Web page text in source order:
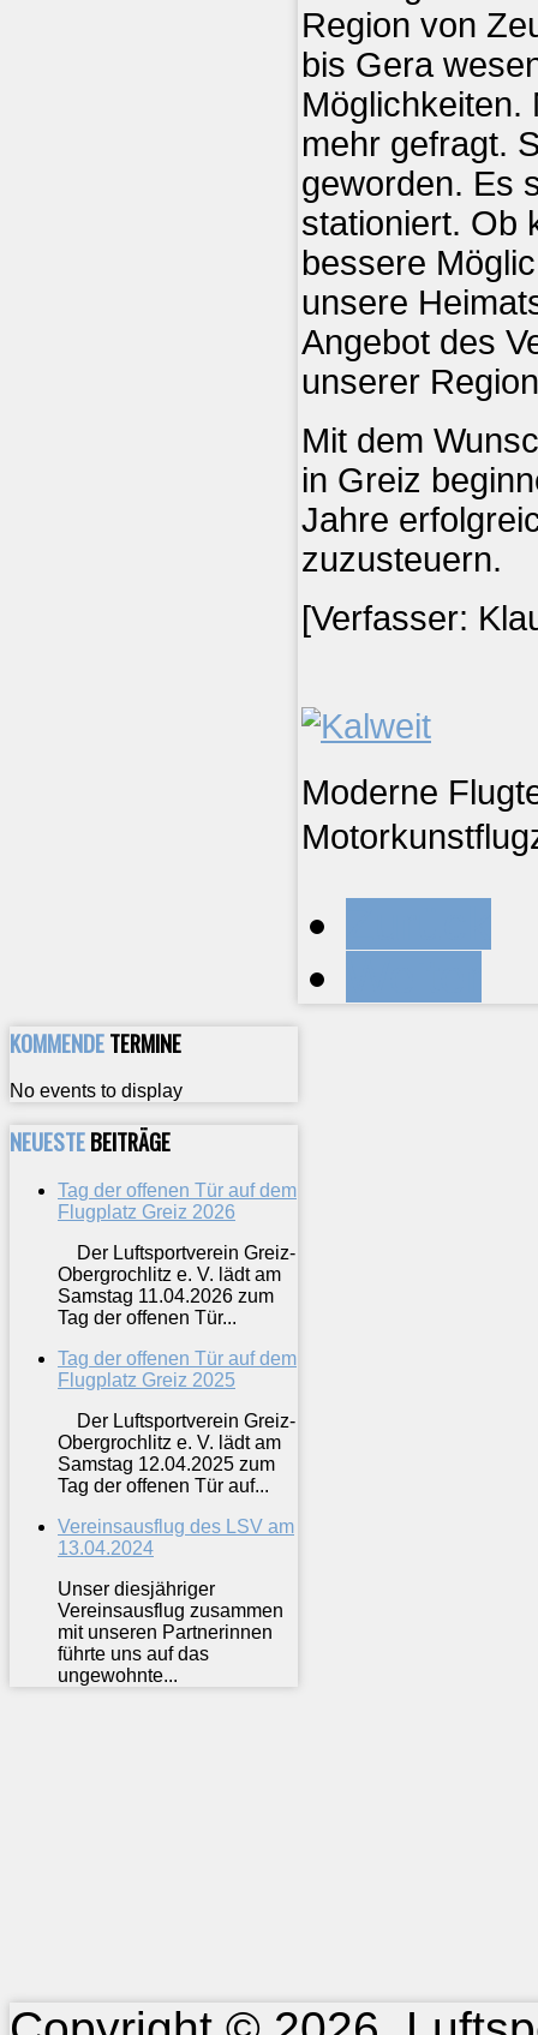
Region von
bis Gera
Möglichkeiten.
mehr gefragt.
geworden. Es
stationiert. Ob
bessere
unsere
Angebot des
unserer
Mit dem
in Greiz
Jahre
zuzusteuern.
[Verfasser:
Moderne
KOMMENDETERMINE
No events to display
NEUESTEBEITRÄGE
Tag der offenen Tür auf dem
Flugplatz Greiz 2026
Der Luftsportverein Greiz-
Obergrochlitz e. V. lädt am
Samstag 11.04.2026 zum
Tag der offenen Tür...
Tag der offenen Tür auf dem
Flugplatz Greiz 2025
Der Luftsportverein Greiz-
Obergrochlitz e. V. lädt am
Samstag 12.04.2025 zum
Tag der offenen Tür auf...
Vereinsausflug des LSV am
13.04.2024
Unser diesjähriger
Vereinsausflug zusammen
mit unseren Partnerinnen
führte uns auf das
ungewohnte...